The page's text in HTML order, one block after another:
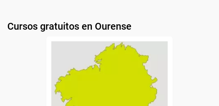
Cursos gratuitos en Ourense